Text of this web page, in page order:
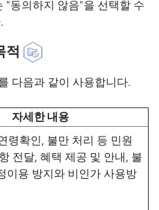
"동의하지 않음"을 선택할 수
적
다음과 같이 사용합니다.
자세한 내용
령확인, 불만 처리 등 민원
전달, 혜택 제공 및 안내, 불
이용 방지와 비인가 사용방